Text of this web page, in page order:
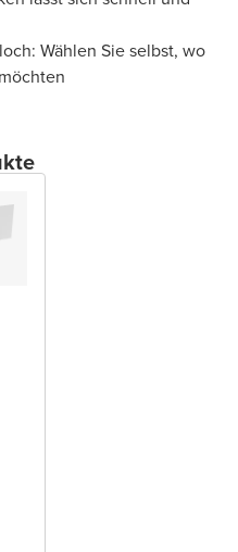
Wählen Sie selbst, wo